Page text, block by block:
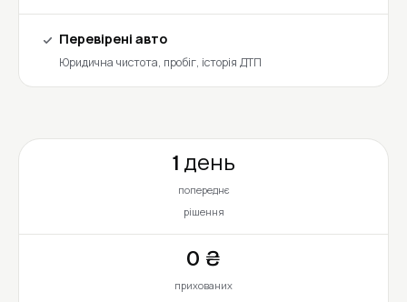
Перевірені авто
Юридична чистота, пробіг, історія ДТП
1 день
попереднє
рішення
0 ₴
прихованих